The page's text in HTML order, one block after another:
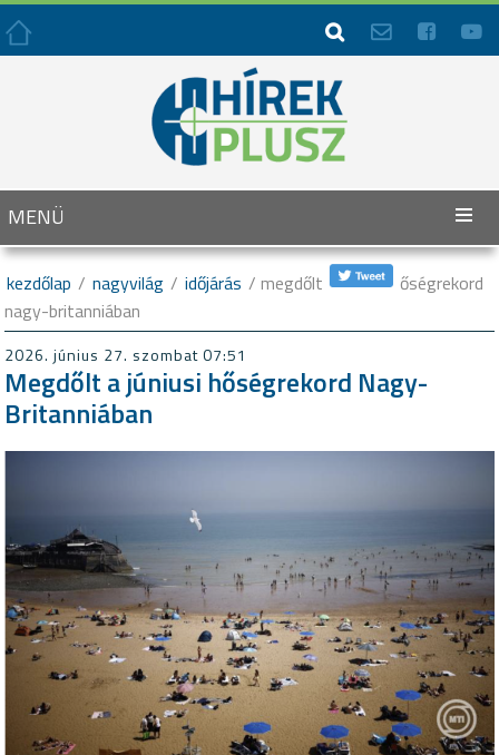
   
MENÜ
kezdőlap / nagyvilág / időjárás / megdőlt a júniusi hőségrekord
nagy-britanniában
2026. június 27. szombat 07:51
Megdőlt a júniusi hőségrekord Nagy-
Britanniában